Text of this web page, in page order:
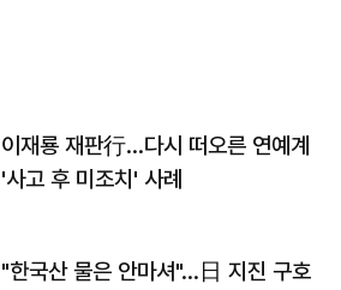
이재룡 재판行…다시 떠오른 연예계
'사고 후 미조치' 사례
"한국산 물은 안마셔"…日 지진 구호